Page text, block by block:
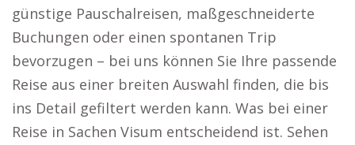
günstige Pauschalreisen, maßgeschneiderte
Buchungen oder einen spontanen Trip
bevorzugen – bei uns können Sie Ihre passende
Reise aus einer breiten Auswahl finden, die bis
ins Detail gefiltert werden kann. Was bei einer
Reise in Sachen Visum entscheidend ist. Sehen